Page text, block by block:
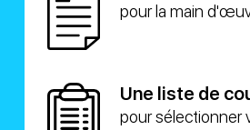
pour la main
Une liste de
pour sélectionner